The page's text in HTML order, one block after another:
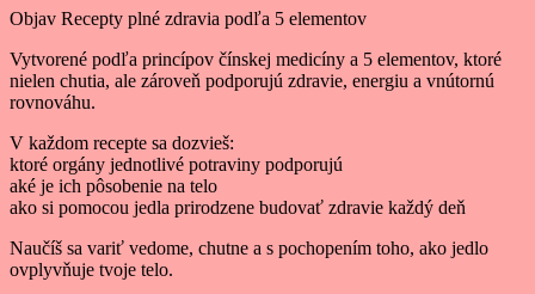
Objav Recepty plné zdravia podľa 5 elementov
Vytvorené podľa princípov čínskej medicíny a 5 elementov, ktoré
nielen chutia, ale zároveň podporujú zdravie, energiu a vnútornú
rovnováhu.
V každom recepte sa dozvieš:
ktoré orgány jednotlivé potraviny podporujú
aké je ich pôsobenie na telo
ako si pomocou jedla prirodzene budovať zdravie každý deň
Naučíš sa variť vedome, chutne a s pochopením toho, ako jedlo
ovplyvňuje tvoje telo.